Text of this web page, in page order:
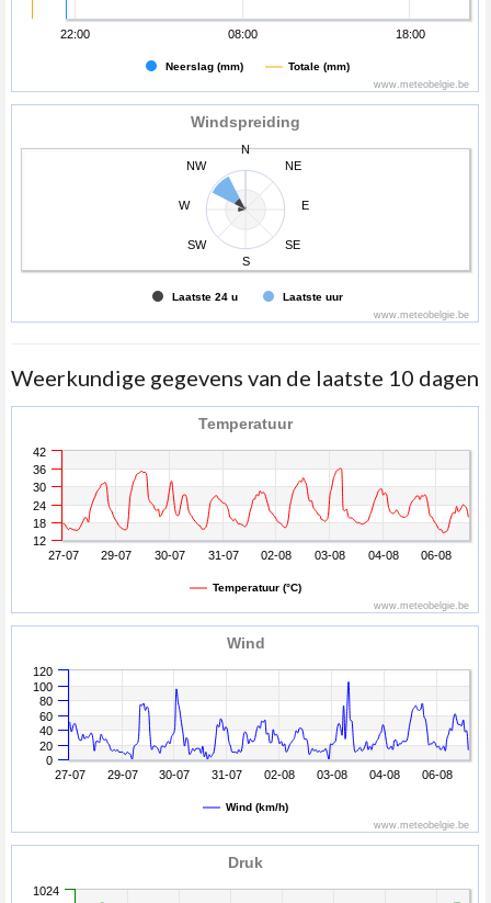
Neerslag (mm) Totale (mm)
22:00 08:00 18:00
www.meteobelgie.be
Windspreiding
Laatste 24 u Laatste uur
N
NE
E
SE
S
SW
W
NW
www.meteobelgie.be
Weerkundige gegevens van de laatste 10 dagen
Temperatuur
Temperatuur (°C)
27-07 29-07 30-07 31-07 02-08 03-08 04-08 06-08
12
18
24
30
36
42
www.meteobelgie.be
Wind
Wind (km/h)
27-07 29-07 30-07 31-07 02-08 03-08 04-08 06-08
0
20
40
60
80
100
120
www.meteobelgie.be
Druk
1024